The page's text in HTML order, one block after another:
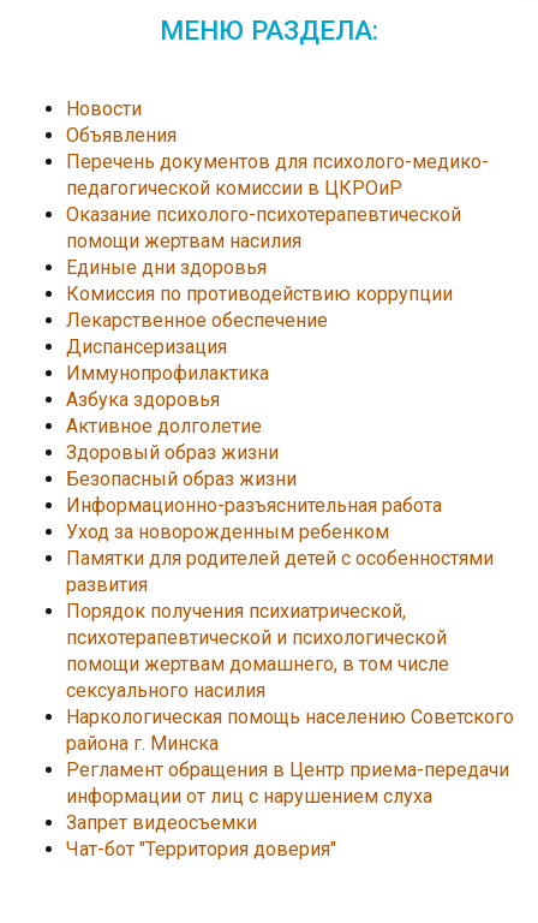
МЕНЮ РАЗДЕЛА:
Новости
Объявления
Перечень документов для психолого-медико-
педагогической комиссии в ЦКРОиР
Оказание психолого-психотерапевтической
помощи жертвам насилия
Единые дни здоровья
Комиссия по противодействию коррупции
Лекарственное обеспечение
Диспансеризация
Иммунопрофилактика
Азбука здоровья
Активное долголетие
Здоровый образ жизни
Безопасный образ жизни
Информационно-разъяснительная работа
Уход за новорожденным ребенком
Памятки для родителей детей с особенностями
развития
Порядок получения психиатрической,
психотерапевтической и психологической
помощи жертвам домашнего, в том числе
сексуального насилия
Наркологическая помощь населению Советского
района г. Минска
Регламент обращения в Центр приема-передачи
информации от лиц с нарушением слуха
Запрет видеосъемки
Чат-бот "Территория доверия"